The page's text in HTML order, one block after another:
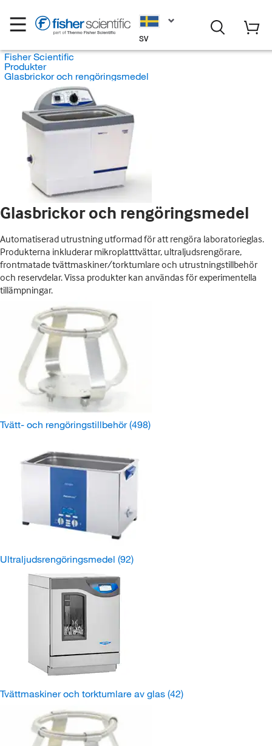
SV
Fisher Scientific
Produkter
Glasbrickor och rengöringsmedel
Glasbrickor och rengöringsmedel
Automatiserad utrustning utformad för att rengöra laboratorieglas.
Produkterna inkluderar mikroplatttvättar, ultraljudsrengörare,
frontmatade tvättmaskiner/torktumlare och utrustningstillbehör
och reservdelar. Vissa produkter kan användas för experimentella
tillämpningar.
Tvätt- och rengöringstillbehör(498)
Ultraljudsrengöringsmedel (92)
Tvättmaskiner och torktumlare av glas (42)